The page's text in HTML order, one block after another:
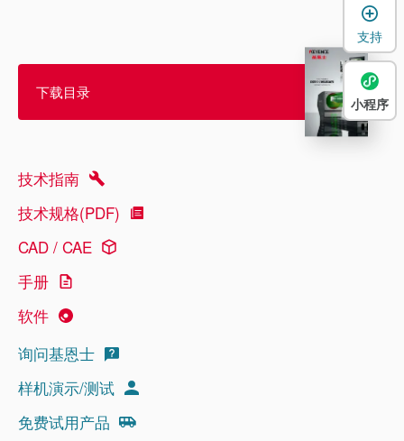
下载目录
技术指南
技术规格(PDF)
CAD / CAE
手册
软件
询问基恩士
样机演示/测试
免费试用产品
支持
小程序